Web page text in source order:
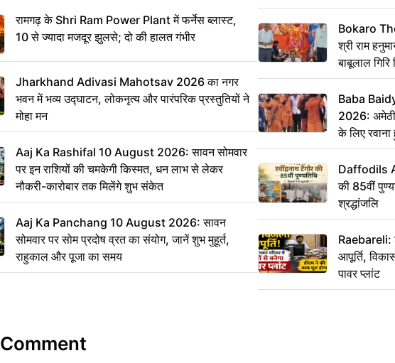
रामगढ़ के Shri Ram Power Plant में फर्नेस ब्लास्ट,
10 से ज्यादा मजदूर झुलसे; दो की हालत गंभीर
Jharkhand Adivasi Mahotsav 2026 का नगर
भवन में भव्य उद्घाटन, लोकनृत्य और पारंपरिक प्रस्तुतियों ने
मोहा मन
Aaj Ka Rashifal 10 August 2026: सावन सोमवार
पर इन राशियों की चमकेगी किस्मत, धन लाभ से लेकर
नौकरी-कारोबार तक मिलेंगे शुभ संकेत
Aaj Ka Panchang 10 August 2026: सावन
सोमवार पर सोम प्रदोष व्रत का संयोग, जानें शुभ मुहूर्त,
राहुकाल और पूजा का समय
Bokaro
श्री राम
बाबूलाल
Baba
2026: अमेठी
के लिए
Daffodils
की 85वीं
श्रद्धांजलि
Raebareli:
आपूर्ति,
पावर प्लांट